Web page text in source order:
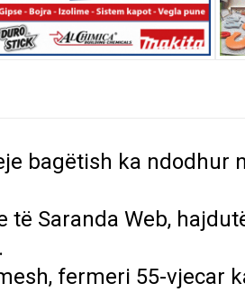
bagëtish ka ndodhur
të Saranda Web,
fermeri 55-vjecar